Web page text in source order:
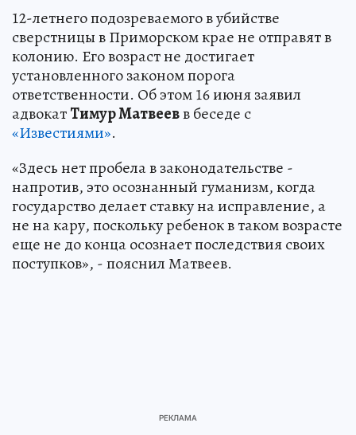
12-летнего подозреваемого в убийстве
сверстницы в Приморском крае не отправят в
колонию. Его возраст не достигает
установленного законом порога
ответственности. Об этом 16 июня заявил
адвокатТимур Матвеевв беседе с
«Известиями».
«Здесь нет пробела в законодательстве -
напротив, это осознанный гуманизм, когда
государство делает ставку на исправление, а
не на кару, поскольку ребенок в таком возрасте
еще не до конца осознает последствия своих
поступков», - пояснил Матвеев.